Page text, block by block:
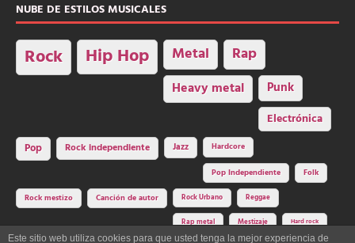
NUBE DE ESTILOS MUSICALES
Rock Hip Hop Metal Rap
Heavy metal Punk
Electrónica
Pop Rock independiente Jazz Hardcore
Pop Independiente Folk
Rock mestizo Canción de autor Rock Urbano Reggae
Rap metal Mestizaje Hard rock
Este sitio web utiliza cookies para que usted tenga la mejor experiencia de